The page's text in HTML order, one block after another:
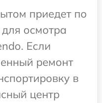
приедет по
осмотра
Если
ремонт
в
центр